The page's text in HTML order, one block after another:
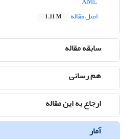
اصل مقاله
1.11 M
سابقه مقاله
هم رسانی
ارجاع به این مقاله
آمار